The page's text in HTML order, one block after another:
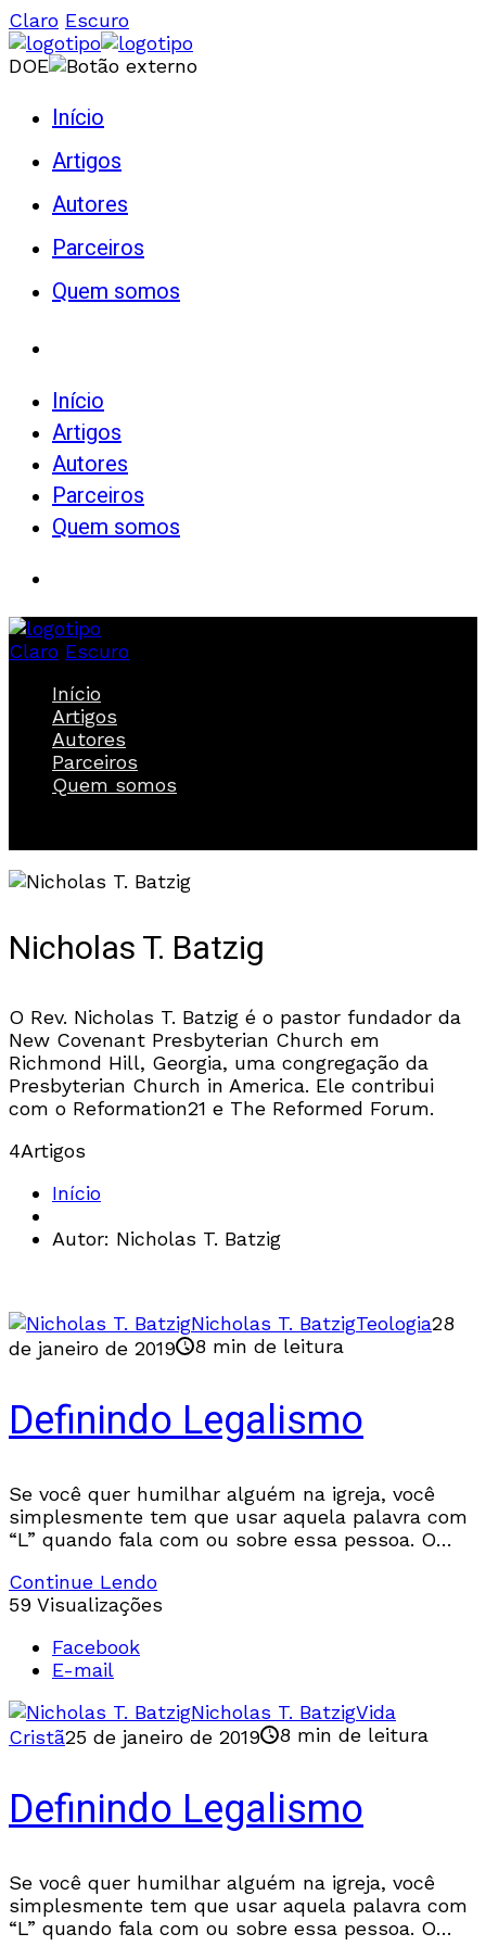
Claro Escuro
DOE
Início
Artigos
Autores
Parceiros
Quem somos
Início
Artigos
Autores
Parceiros
Quem somos
Claro Escuro
Início
Artigos
Autores
Parceiros
Quem somos
Nicholas T. Batzig
O Rev. Nicholas T. Batzig é o pastor fundador da
New Covenant Presbyterian Church em
Richmond Hill, Georgia, uma congregação da
Presbyterian Church in America. Ele contribui
com o Reformation21 e The Reformed Forum.
4Artigos
Início
Autor: Nicholas T. Batzig
Nicholas T. BatzigTeologia28
de janeiro de 2019
8 min de leitura
Definindo Legalismo
Se você quer humilhar alguém na igreja, você
simplesmente tem que usar aquela palavra com
“L” quando fala com ou sobre essa pessoa. O
Continue Lendo
59 Visualizações
Facebook
E-mail
Nicholas T. BatzigVida
Cristã25 de janeiro de 2019 8 min de leitura
Definindo Legalismo
Se você quer humilhar alguém na igreja, você
simplesmente tem que usar aquela palavra com
“L” quando fala com ou sobre essa pessoa. O